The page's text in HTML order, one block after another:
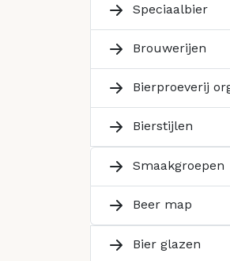
Speciaalbier
Brouwerijen
Bierproeverij
Bierstijlen
Smaakgroepen
Beer map
Bier glazen